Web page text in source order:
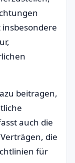
beitragen,
auch die
die
für